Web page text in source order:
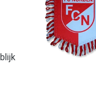
blijk